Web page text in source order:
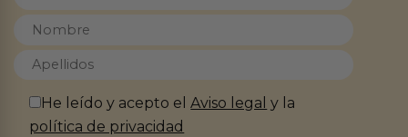
He leído y acepto elAviso legal y la
política de privacidad